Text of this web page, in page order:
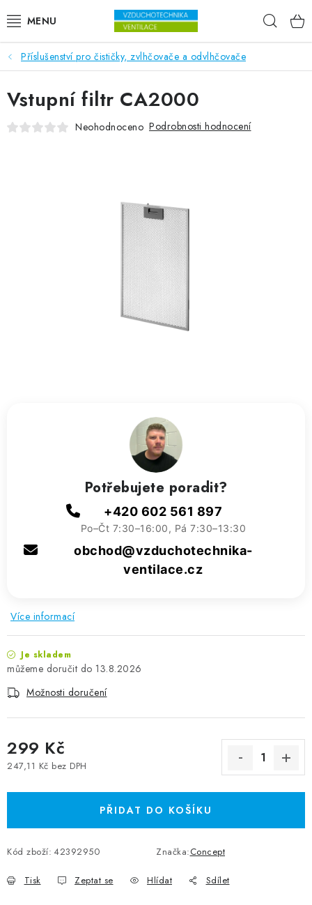
VENTILÁTORY
VZDUCHOTECHNIKA
REKUPERACE
ZVLHČOVAČE VZDUCHU PRŮMYSLOVÉ
Reference a zkušenosti
Rady a tipy
Kontakty
Příslušenství pro čističky, zvlhčovače a odvlhčovače
Více informací
Je skladem
13.8.2026
Možnosti doručení
299 Kč
247,11 Kč bez DPH
PŘIDAT DO KOŠÍKU
Kód zboží: 42392950 Značka:Concept
Tisk Zeptat se Hlídat Sdílet
Vstupní filtr CA2000
Neohodnoceno Podrobnosti hodnocení
Potřebujete poradit?
+420 602 561 897
Po–Čt 7:30–16:00, Pá 7:30–13:30
obchod@vzduchotechnika-
ventilace.cz